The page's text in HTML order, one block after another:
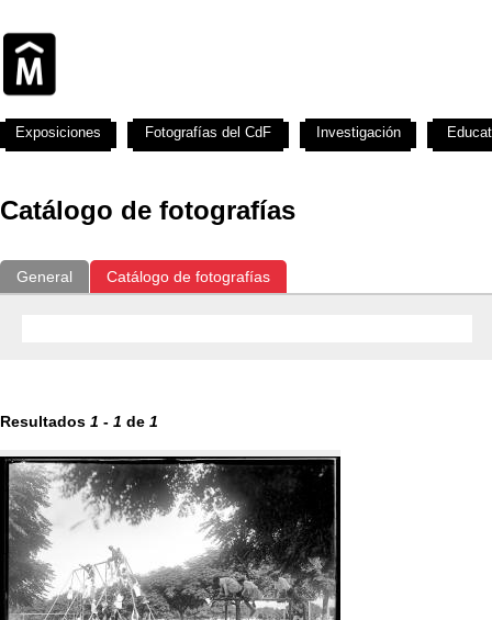
Catálogo de fotografías
General Catálogo de fotografías
Resultados 1 - 1 de 1
Exposiciones Fotografías del CdF Investigación